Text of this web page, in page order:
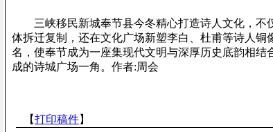
三峡移民新城奉节县今冬精心打造诗人文化，不
体拆迁复制，还在文化广场新塑李白、杜甫等诗人铜
名，使奉节成为一座集现代文明与深厚历史底韵相结
成的诗城广场一角。作者:周会
【打印稿件】